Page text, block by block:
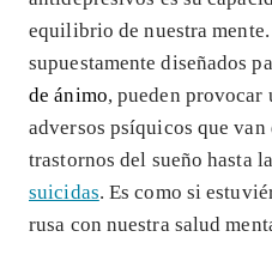
equilibrio de nuestra
supuestamente diseñados
de ánimo, pueden provocar
adversos psíquicos que van
trastornos del sueño hasta
suicidas. Es como si
rusa con nuestra salud